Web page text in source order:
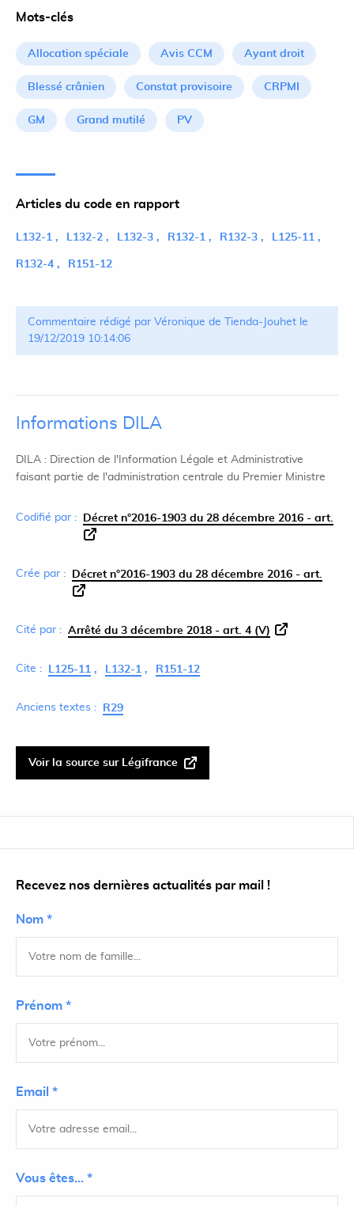
Mots-clés
Allocation spéciale Avis CCM Ayant droit
Blessé crânien Constat provisoire CRPMI
GM Grand mutilé PV
Articles du code en rapport
L132-1 L132-2 L132-3 R132-1 R132-3 L125-11
R132-4 R151-12
Commentaire rédigé par Véronique de Tienda-Jouhet le
19/12/2019 10:14:06
Informations DILA
DILA : Direction de l'Information Légale et Administrative
faisant partie de l'administration centrale du Premier Ministre
Codifié par : Décret n°2016-1903 du 28 décembre 2016 - art.
Crée par : Décret n°2016-1903 du 28 décembre 2016 - art.
Cité par : Arrêté du 3 décembre 2018 - art. 4 (V)
Cite : L125-11 L132-1 R151-12
Anciens textes : R29
Voir la source sur Légifrance
Recevez nos dernières actualités par mail !
Nom *
Prénom *
Email *
Vous êtes... *